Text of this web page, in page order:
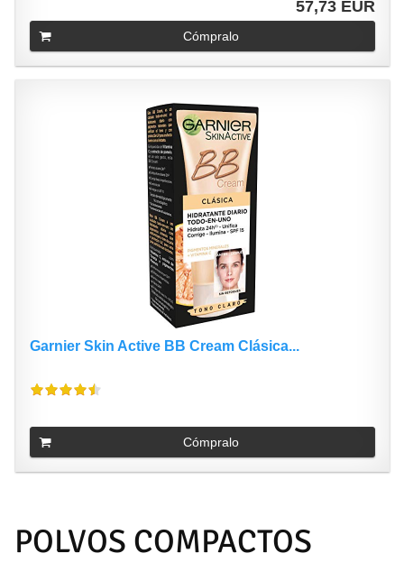
57,73 EUR
Cómpralo
Garnier Skin Active BB Cream Clásica...
Cómpralo
POLVOS COMPACTOS